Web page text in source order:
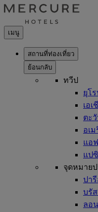
เมนู
สถานที่ท่องเที่ยว
ย้อนกลับ
ทวีป
ยุโรป
เอเ
ตะ
อเ
แอ
แป
จุดหมาย
ปา
บรั
ลอ